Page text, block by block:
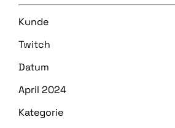
Kunde
Twitch
Datum
April 2024
Kategorie